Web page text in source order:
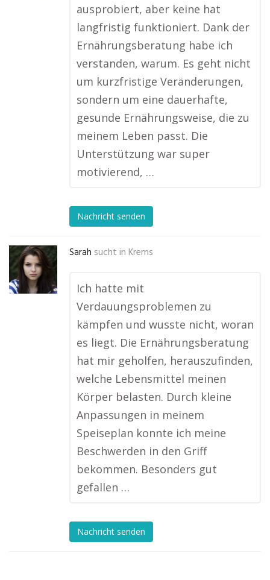
ausprobiert, aber keine hat
langfristig funktioniert. Dank der
Ernährungsberatung habe ich
verstanden, warum. Es geht nicht
um kurzfristige Veränderungen,
sondern um eine dauerhafte,
gesunde Ernährungsweise, die zu
meinem Leben passt. Die
Unterstützung war super
motivierend, …
Nachricht senden
Sarah sucht in Krems
Ich hatte mit
Verdauungsproblemen zu
kämpfen und wusste nicht, woran
es liegt. Die Ernährungsberatung
hat mir geholfen, herauszufinden,
welche Lebensmittel meinen
Körper belasten. Durch kleine
Anpassungen in meinem
Speiseplan konnte ich meine
Beschwerden in den Griff
bekommen. Besonders gut
gefallen …
Nachricht senden